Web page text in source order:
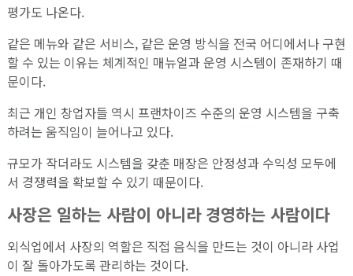
평가도 나온다.
같은 메뉴와 같은 서비스, 같은 운영 방식을 전국 어디에서나 구현
할 수 있는 이유는 체계적인 매뉴얼과 운영 시스템이 존재하기 때
문이다.
최근 개인 창업자들 역시 프랜차이즈 수준의 운영 시스템을 구축
하려는 움직임이 늘어나고 있다.
규모가 작더라도 시스템을 갖춘 매장은 안정성과 수익성 모두에
서 경쟁력을 확보할 수 있기 때문이다.
사장은 일하는 사람이 아니라 경영하는 사람이다
외식업에서 사장의 역할은 직접 음식을 만드는 것이 아니라 사업
이 잘 돌아가도록 관리하는 것이다.